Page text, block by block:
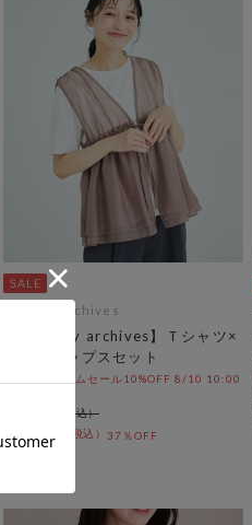
Liora by archives
【Liora by archives】Ｔシャツ×
シアートップスセット
期間限定タイムセール10%OFF 8/10 10:00
37％OFF